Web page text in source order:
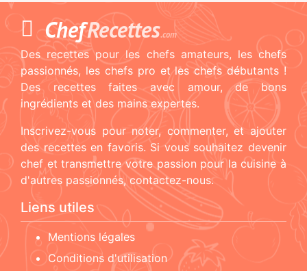
ChefRecettes.com
Des recettes pour les chefs amateurs, les chefs
passionnés, les chefs pro et les chefs débutants !
Des recettes faites avec amour, de bons
ingrédients et des mains expertes.
Inscrivez-vous pour noter, commenter, et ajouter
des recettes en favoris. Si vous souhaitez devenir
chef et transmettre votre passion pour la cuisine à
d'autres passionnés, contactez-nous.
Liens utiles
Mentions légales
Conditions d'utilisation